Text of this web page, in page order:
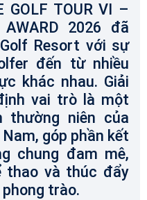
GOLF TOUR VI –
AWARD 2026 đã
Resort với sự
đến từ nhiều
khác nhau. Giải
vai trò là một
thường niên của
góp phần kết
chung đam mê,
thao và thúc đẩy
trào.